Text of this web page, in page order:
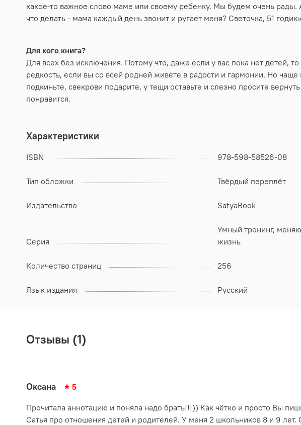
какое-то важное слово маме или своему ребенку. Мы будем очень рады.
что делать - мама каждый день звонит и ругает меня? Светочка, 51
Для кого книга?
Для всех без исключения. Потому что, даже если у вас пока нет детей,
редкость, если вы со всей родней живете в радости и гармонии. Но
подкиньте, свекрови подарите, у тещи оставьте и слезно просите
понравится.
Характеристики
ISBN 978-598-58526-08
Тип обложки Твёрдый переплёт
Издательство SatyaBook
Серия
Умный тренинг,
жизнь
Количество страниц 256
Язык издания Русский
Отзывы (1)
Оксана 5
Прочитала аннотацию и поняла надо брать!!!)) Как чётко и просто Вы
Сатья про отношения детей и родителей. У меня 2 школьников 8 и 9 лет.